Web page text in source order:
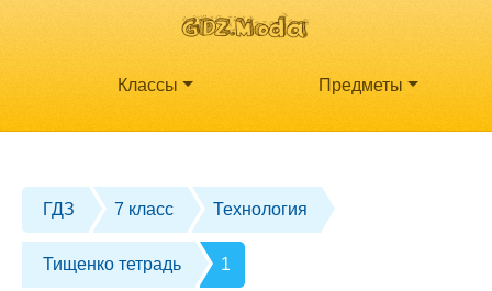
Классы Предметы
ГДЗ 7 класс Технология
Тищенко тетрадь 1